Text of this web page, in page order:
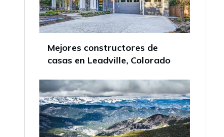
Mejores constructores de
casas en Leadville, Colorado